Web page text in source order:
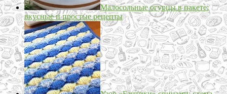
Малосольные огурцы в пакете:
вкусные и простые рецепты